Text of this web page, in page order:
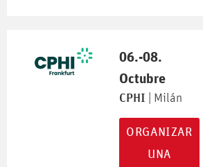
06.-08.
Octubre
CPHI | Milán
ORGANIZAR
UNA